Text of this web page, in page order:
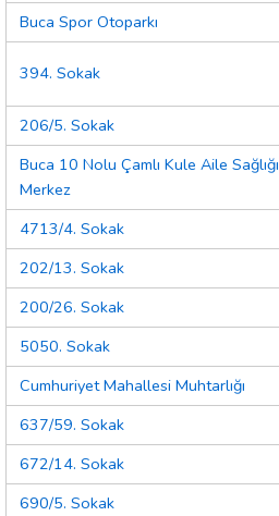
Buca Spor Otoparkı
394. Sokak
206/5. Sokak
Buca 10 Nolu Çamlı Kule Aile Sağlığı
Merkez
4713/4. Sokak
202/13. Sokak
200/26. Sokak
5050. Sokak
Cumhuriyet Mahallesi Muhtarlığı
637/59. Sokak
672/14. Sokak
690/5. Sokak